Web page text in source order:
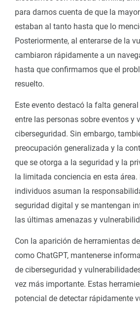
para darnos cuenta de que la
estaban al tanto hasta que lo
Posteriormente, al enterarse de la
cambiaron rápidamente a un
hasta que confirmamos que el
resuelto.
Este evento destacó la falta
entre las personas sobre eventos y
ciberseguridad. Sin embargo,
preocupación generalizada y la
que se otorga a la seguridad y la
la limitada conciencia en esta área.
individuos asuman la
seguridad digital y se mantengan
las últimas amenazas y
Con la aparición de herramientas
como ChatGPT, mantenerse
de ciberseguridad y
vez más importante. Estas
potencial de detectar rápidamente